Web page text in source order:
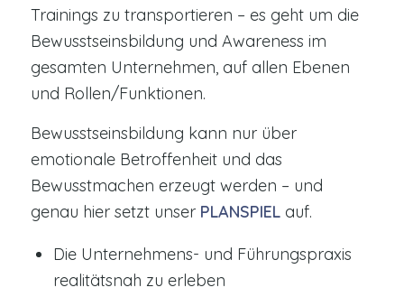
Trainings zu transportieren – es geht um die
Bewusstseinsbildung und Awareness im
gesamten Unternehmen, auf allen Ebenen
und Rollen/Funktionen.
Bewusstseinsbildung kann nur über
emotionale Betroffenheit und das
Bewusstmachen erzeugt werden – und
genau hier setzt unser PLANSPIELauf.
Die Unternehmens- und Führungspraxis
realitätsnah zu erleben